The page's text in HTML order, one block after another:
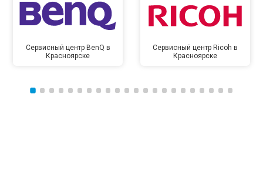
Сервисный центр BenQ в
Красноярске
Сервисный центр Ricoh в
Красноярске